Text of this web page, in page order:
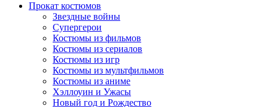
Прокат костюмов
Звездные войны
Супергерои
Костюмы из фильмов
Костюмы из сериалов
Костюмы из игр
Костюмы из мультфильмов
Костюмы из аниме
Хэллоуин и Ужасы
Новый год и Рождество